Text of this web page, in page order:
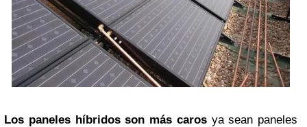
Los paneles híbridos son más carosya sean paneles